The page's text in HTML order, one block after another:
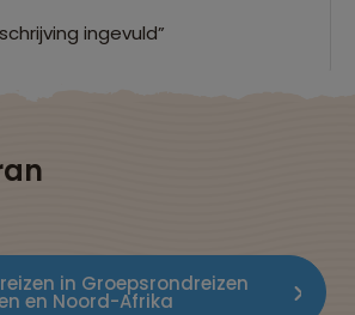
ingevuld”
in Groepsrondreizen
en Noord-Afrika